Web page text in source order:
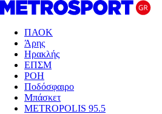
ΠΑΟΚ
Άρης
Ηρακλής
ΕΠΣΜ
ΡΟΗ
Ποδόσφαιρο
Μπάσκετ
METROPOLIS 95.5